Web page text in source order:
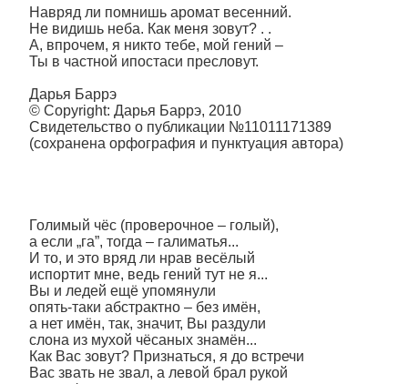
Навряд ли помнишь аромат весенний.
Не видишь неба. Как меня зовут? . .
А, впрочем, я никто тебе, мой гений –
Ты в частной ипостаси пресловут.
Дарья Баррэ
© Copyright: Дарья Баррэ, 2010
Свидетельство о публикации №11011171389
(сохранена орфография и пунктуация автора)
Голимый чёс (проверочное – голый),
а если „га”, тогда – галиматья...
И то, и это вряд ли нрав весёлый
испортит мне, ведь гений тут не я...
Вы и ледей ещё упомянули
опять-таки абстрактно – без имён,
а нет имён, так, значит, Вы раздули
слона из мухой чёсаных знамён...
Как Вас зовут? Признаться, я до встречи
Вас звать не звал, а левой брал рукой